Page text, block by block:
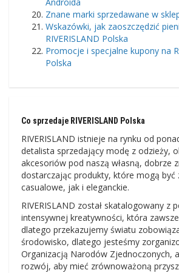
Androida
Znane marki sprzedawane w
Wskazówki, jak zaoszczędzić
RIVERISLAND Polska
Promocje i specjalne kupony na
Polska
Co sprzedaje RIVERISLAND Polska
RIVERISLAND istnieje na rynku od
detalista sprzedający modę z odzieży,
akcesoriów pod naszą własną, dobrze
dostarczając produkty, które mogą być
casualowe, jak i eleganckie.
RIVERISLAND został skatalogowany z
intensywnej kreatywności, która
dlatego przekazujemy światu
środowisko, dlatego jesteśmy
Organizacją Narodów Zjednoczonych,
rozwój, aby mieć zrównoważoną